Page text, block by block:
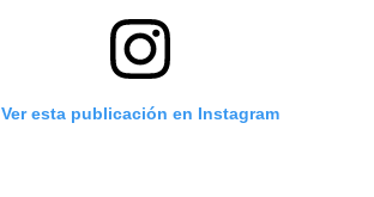
Ver esta publicación en Instagram